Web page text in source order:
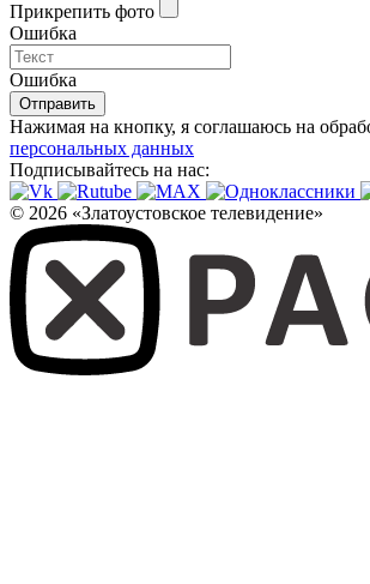
Прикрепить фото
Ошибка
Ошибка
Отправить
Нажимая на кнопку, я соглашаюсь на
персональных данных
Подписывайтесь на нас:
© 2026 «Златоустовское телевидение»